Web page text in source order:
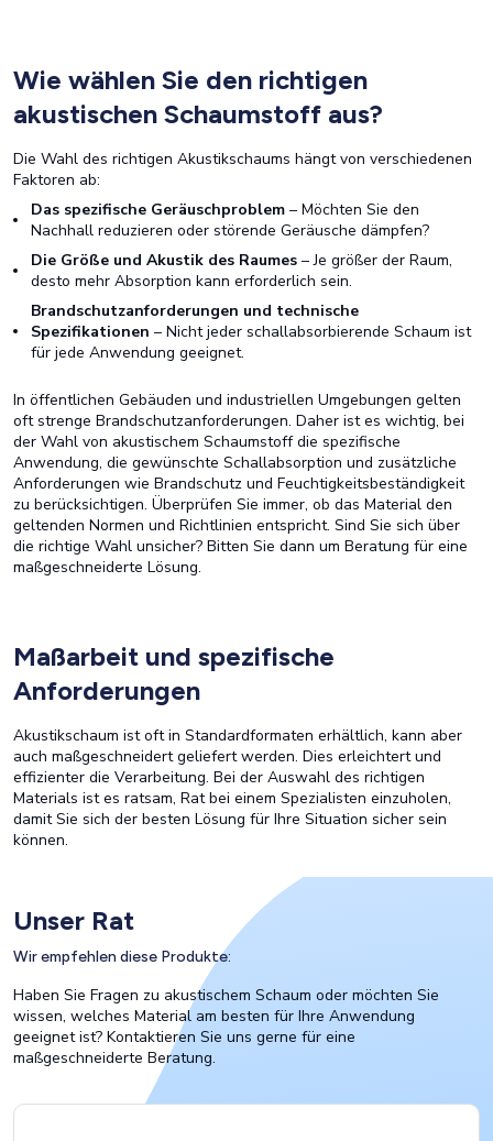
Wie wählen Sie den richtigen
akustischen Schaumstoff aus?
Die Wahl des richtigen Akustikschaums hängt von verschiedenen
Faktoren ab:
Das spezifische Geräuschproblem – Möchten Sie den
Nachhall reduzieren oder störende Geräusche dämpfen?
Die Größe und Akustik des Raumes – Je größer der Raum,
desto mehr Absorption kann erforderlich sein.
Brandschutzanforderungen und technische
Spezifikationen – Nicht jeder schallabsorbierende Schaum ist
für jede Anwendung geeignet.
In öffentlichen Gebäuden und industriellen Umgebungen gelten
oft strenge Brandschutzanforderungen. Daher ist es wichtig, bei
der Wahl von akustischem Schaumstoff die spezifische
Anwendung, die gewünschte Schallabsorption und zusätzliche
Anforderungen wie Brandschutz und Feuchtigkeitsbeständigkeit
zu berücksichtigen. Überprüfen Sie immer, ob das Material den
geltenden Normen und Richtlinien entspricht. Sind Sie sich über
die richtige Wahl unsicher? Bitten Sie dann um Beratung für eine
maßgeschneiderte Lösung.
Maßarbeit und spezifische
Anforderungen
Akustikschaum ist oft in Standardformaten erhältlich, kann aber
auch maßgeschneidert geliefert werden. Dies erleichtert und
effizienter die Verarbeitung. Bei der Auswahl des richtigen
Materials ist es ratsam, Rat bei einem Spezialisten einzuholen,
damit Sie sich der besten Lösung für Ihre Situation sicher sein
können.
Unser Rat
Wir empfehlen diese Produkte:
Haben Sie Fragen zu akustischem Schaum oder möchten Sie
wissen, welches Material am besten für Ihre Anwendung
geeignet ist? Kontaktieren Sie uns gerne für eine
maßgeschneiderte Beratung.